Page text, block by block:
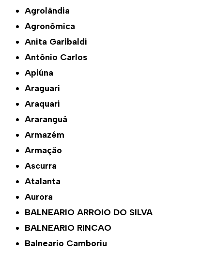
Agrolândia
Agronômica
Anita Garibaldi
Antônio Carlos
Apiúna
Araguari
Araquari
Araranguá
Armazém
Armação
Ascurra
Atalanta
Aurora
BALNEARIO ARROIO DO SILVA
BALNEARIO RINCAO
Balneario Camboriu